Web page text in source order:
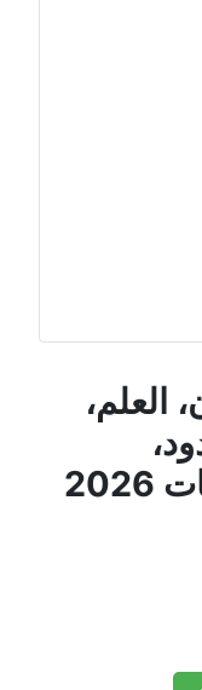
العلم،
الثقافة، وأجمل الوجهات 2026